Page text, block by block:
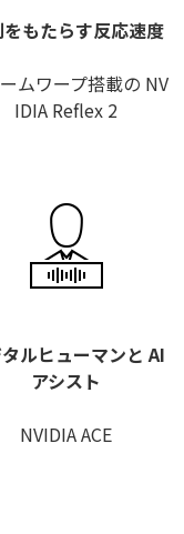
をもたらす反応速度
ムワープ搭載の NV
IDIA Reflex 2
ルヒューマンと AI
アシスト
NVIDIA ACE